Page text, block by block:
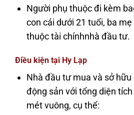
Người phụ thuộc đi kèm
con cái dưới 21 tuổi, ba
thuộc tài chínhnhà đầu tư.
Điều kiện tại Hy Lạp
Nhà đầu tư mua và sở
động sản với tổng diện
mét vuông, cụ thể: